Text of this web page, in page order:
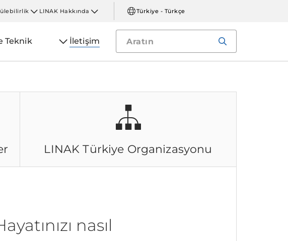
LINAK Hakkında Türkiye - Türkçe
Teknik
İletişim
LINAK Türkiye Organizasyonu
nasıl